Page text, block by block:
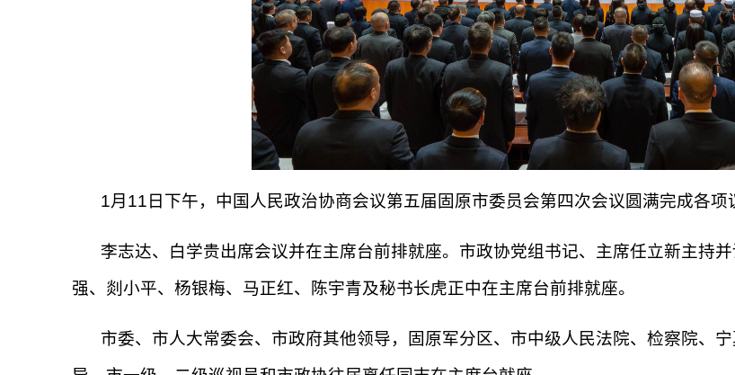
1月11日下午，中国人民政治协商会议第五届固原市委员会第四次会议圆满完成各项
李志达、白学贵出席会议并在主席台前排就座。市政协党组书记、主席任立新主持
强、剡小平、杨银梅、马正红、陈宇青及秘书长虎正中在主席台前排就座。
市委、市人大常委会、市政府其他领导，固原军分区、市中级人民法院、检察院、